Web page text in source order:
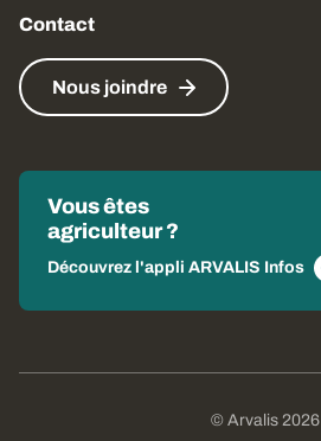
Contact
Nous joindre
Vous êtes
agriculteur ?
Découvrez l'appli ARVALIS Infos
© Arvalis 2026